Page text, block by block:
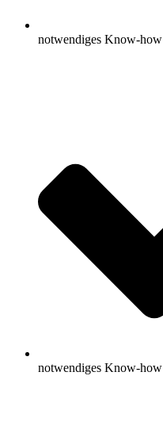
notwendiges Know-how
notwendiges Know-how